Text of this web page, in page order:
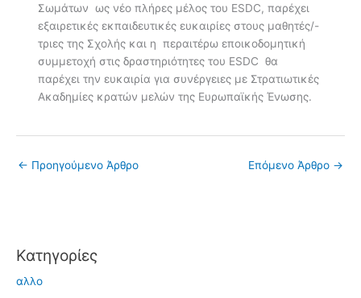
Σωμάτων ως νέο πλήρες μέλος του ESDC, παρέχει
εξαιρετικές εκπαιδευτικές ευκαιρίες στους μαθητές/-
τριες της Σχολής και η περαιτέρω εποικοδομητική
συμμετοχή στις δραστηριότητες του ESDC θα
παρέχει την ευκαιρία για συνέργειες με Στρατιωτικές
Ακαδημίες κρατών μελών της Ευρωπαϊκής Ένωσης.
← Προηγούμενο Άρθρο Επόμενο Άρθρο →
Kατηγορίες
αλλο